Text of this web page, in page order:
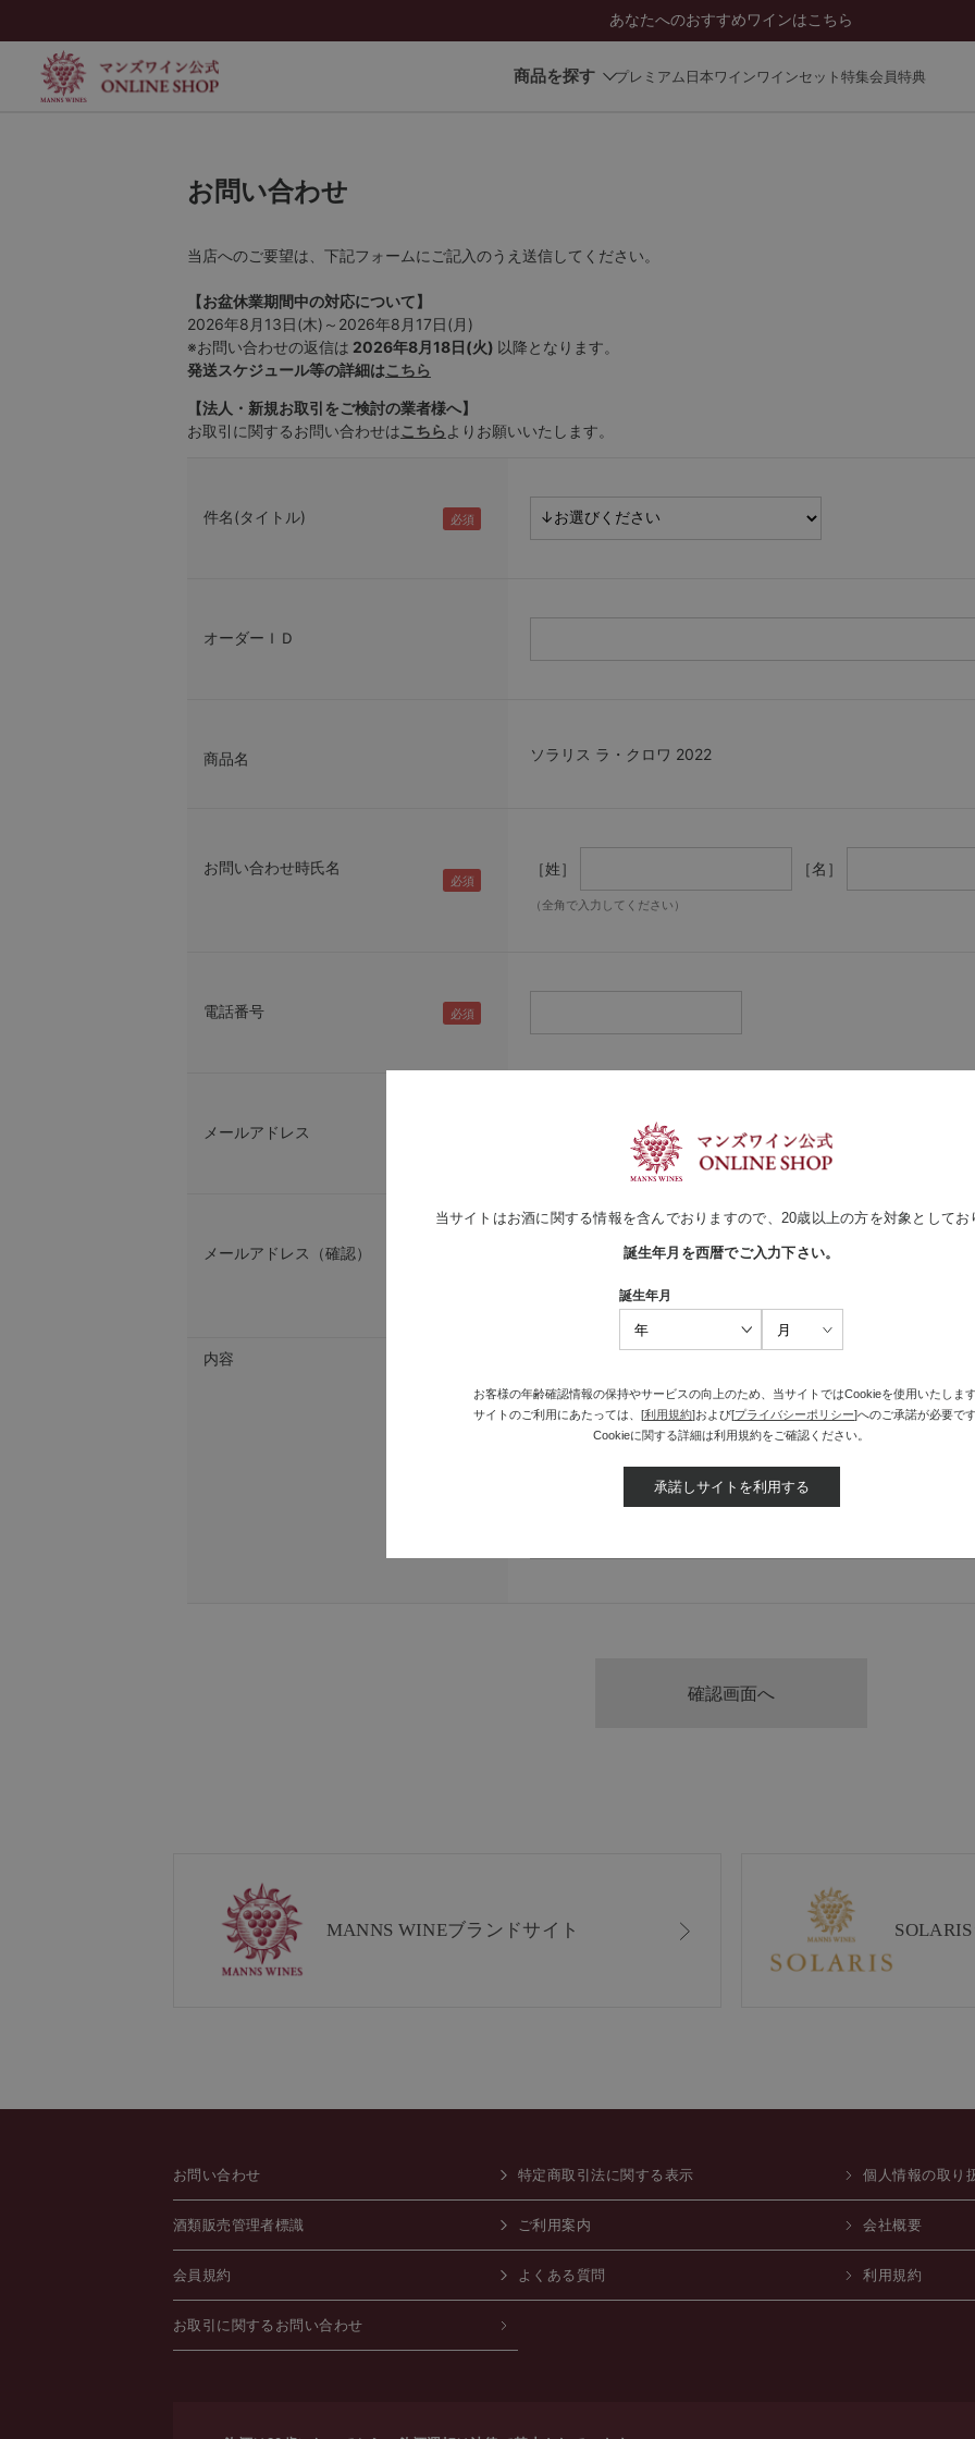
あなたへのおすすめワインはこちら
商品を探す プレミアム日本ワインワインセット 特集会員特典
お問い合わせ
当店へのご要望は、下記フォームにご記入のうえ送信してください。
【お盆休業期間中の対応について】
2026年8月13日(木)～2026年8月17日(月)
※お問い合わせの返信は 2026年8月18日(火) 以降となります。
発送スケジュール等の詳細はこちら
【法人・新規お取引をご検討の業者様へ】
お取引に関するお問い合わせはこちらよりお願いいたします。
件名(タイトル)
オーダーＩＤ
商品名 ソラリス ラ・クロワ 2022
お問い合わせ時氏名 ［姓］ ［名］
（全角で入力してください）
電話番号
メールアドレス
メールアドレス（確認）
（メールアドレス確認のため再度入力をお願いします)
内容
MANNS WINEブランドサイト
お問い合わせ 特定商取引法に関する表示 個人情報の取り
酒類販売管理者標識 ご利用案内 会社概要
会員規約 よくある質問 利用規約
お取引に関するお問い合わせ
当サイトはお酒に関する情報を含んでおりますので、20歳以上の方を対象としてお
誕生年月を西暦でご入力下さい。
誕生年月
お客様の年齢確認情報の保持やサービスの向上のため、当サイトではCookieを使用いたします
サイトのご利用にあたっては、[利用規約]および[プライバシーポリシー]へのご承諾が必要です
Cookieに関する詳細は利用規約をご確認ください。
承諾しサイトを利用する